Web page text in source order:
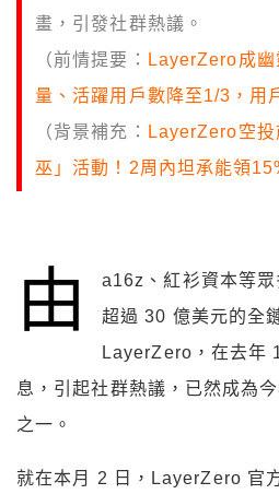
畫，引發社群熱議。
（前情提要：
LayerZero成
量、活躍用戶數降至1/3，用
（背景補充：
LayerZero空
巫」活動！2周內坦承能領
由
a16z、紅衫資本等
超過 30 億美元的全
LayerZero，在去年
息，引起社群熱議，已然成為
之一。
就在本月 2 日，LayerZero 官